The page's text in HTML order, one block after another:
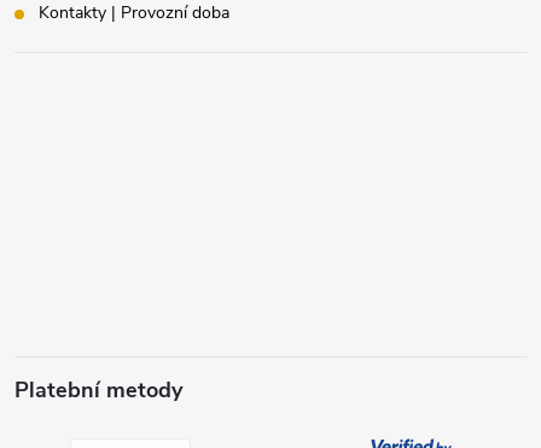
Kontakty | Provozní doba
Platební metody